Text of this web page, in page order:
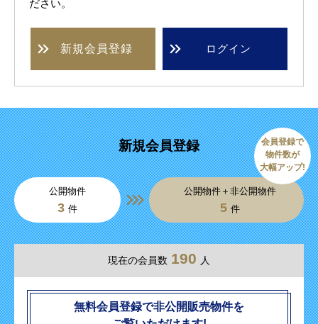
ださい。
新規会員登録 ログイン
新規会員登録
公開物件
3 件
公開物件＋非公開物件
5 件
会員登録で
物件数が
大幅アップ!
現在の会員数 190 人
無料会員登録で非公開販売物件を